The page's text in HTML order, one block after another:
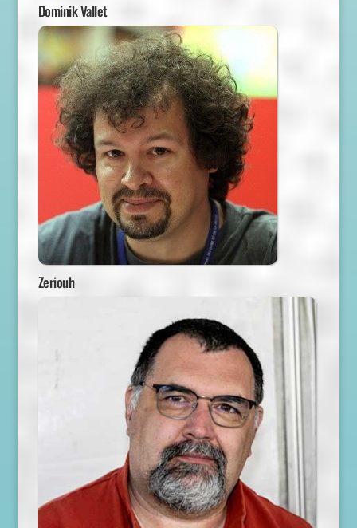
Dominik Vallet
Zeriouh